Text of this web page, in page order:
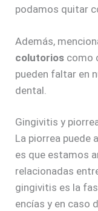
podamos quitar
Además,
colutorios como
pueden faltar en
dental.
Gingivitis y
La piorrea puede
es que estamos
relacionadas
gingivitis es la
encías y en caso